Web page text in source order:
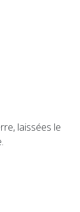
laissées le